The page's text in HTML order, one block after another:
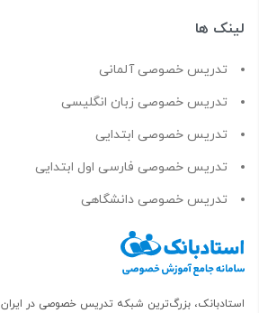
لینک ها
تدریس خصوصی آلمانی
تدریس خصوصی زبان انگلیسی
تدریس خصوصی ابتدایی
تدریس خصوصی فارسی اول ابتدایی
تدریس خصوصی دانشگاهی
استادبانک، بزرگ‌ترین شبکه تدریس خصوصی در ایران